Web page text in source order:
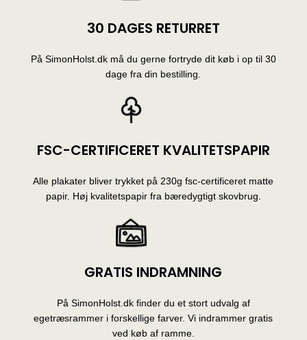
30 DAGES RETURRET
På SimonHolst.dk må du gerne fortryde dit køb i op til 30
dage fra din bestilling.
FSC-CERTIFICERET KVALITETSPAPIR
Alle plakater bliver trykket på 230g fsc-certificeret matte
papir. Høj kvalitetspapir fra bæredygtigt skovbrug.
GRATIS INDRAMNING
På SimonHolst.dk finder du et stort udvalg af
egetræsrammer i forskellige farver. Vi indrammer gratis
ved køb af ramme.